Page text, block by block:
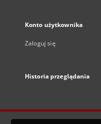
Konto użytkownika
Zaloguj się
Historia przeglądania